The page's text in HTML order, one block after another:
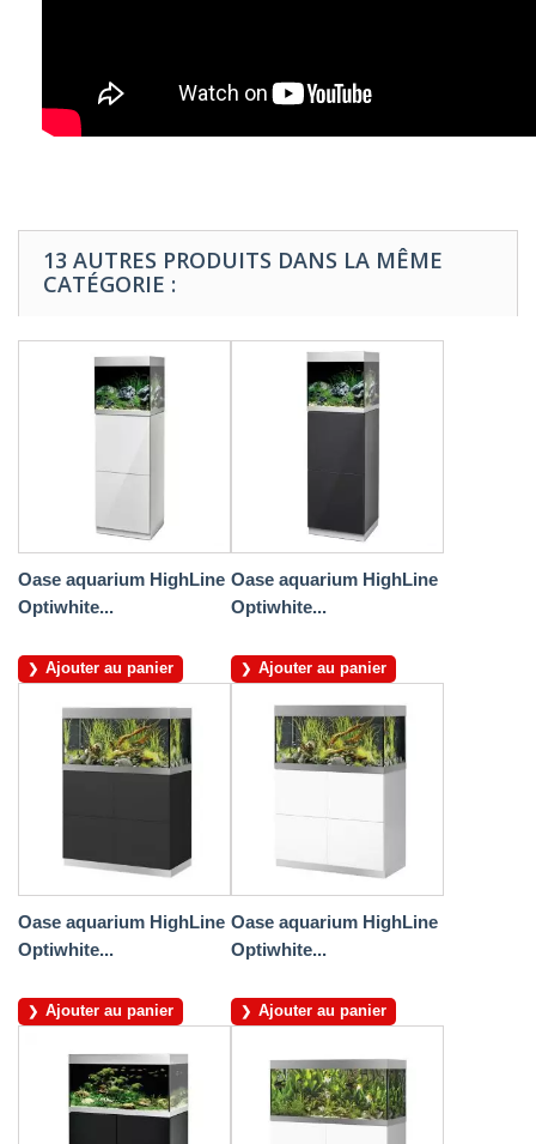
13 AUTRES PRODUITS DANS LA MÊME
CATÉGORIE :
Oase aquarium HighLine
Optiwhite...
Ajouter au panier
Oase aquarium HighLine
Optiwhite...
Ajouter au panier
Oase aquarium HighLine
Optiwhite...
Ajouter au panier
Oase aquarium HighLine
Optiwhite...
Ajouter au panier